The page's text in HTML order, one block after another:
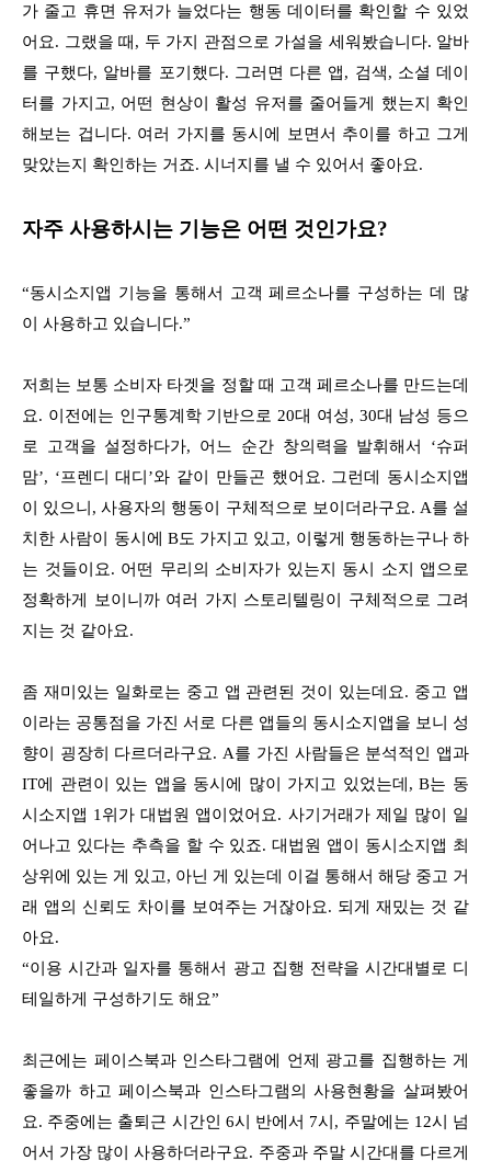
가 줄고 휴면 유저가 늘었다는 행동 데이터를 확인할 수 있었
어요. 그랬을 때, 두 가지 관점으로 가설을 세워봤습니다. 알바
를 구했다, 알바를 포기했다. 그러면 다른 앱, 검색, 소셜 데이
터를 가지고, 어떤 현상이 활성 유저를 줄어들게 했는지 확인
해보는 겁니다. 여러 가지를 동시에 보면서 추이를 하고 그게
맞았는지 확인하는 거죠. 시너지를 낼 수 있어서 좋아요.
자주 사용하시는 기능은 어떤 것인가요?
“동시소지앱 기능을 통해서 고객 페르소나를 구성하는 데 많
이 사용하고 있습니다.”
저희는 보통 소비자 타겟을 정할 때 고객 페르소나를 만드는데
요. 이전에는 인구통계학 기반으로 20대 여성, 30대 남성 등으
로 고객을 설정하다가, 어느 순간 창의력을 발휘해서 ‘슈퍼
맘’, ‘프렌디 대디’와 같이 만들곤 했어요. 그런데 동시소지앱
이 있으니, 사용자의 행동이 구체적으로 보이더라구요. A를 설
치한 사람이 동시에 B도 가지고 있고, 이렇게 행동하는구나 하
는 것들이요. 어떤 무리의 소비자가 있는지 동시 소지 앱으로
정확하게 보이니까 여러 가지 스토리텔링이 구체적으로 그려
지는 것 같아요.
좀 재미있는 일화로는 중고 앱 관련된 것이 있는데요. 중고 앱
이라는 공통점을 가진 서로 다른 앱들의 동시소지앱을 보니 성
향이 굉장히 다르더라구요. A를 가진 사람들은 분석적인 앱과
IT에 관련이 있는 앱을 동시에 많이 가지고 있었는데, B는 동
시소지앱 1위가 대법원 앱이었어요. 사기거래가 제일 많이 일
어나고 있다는 추측을 할 수 있죠. 대법원 앱이 동시소지앱 최
상위에 있는 게 있고, 아닌 게 있는데 이걸 통해서 해당 중고 거
래 앱의 신뢰도 차이를 보여주는 거잖아요. 되게 재밌는 것 같
아요.
“이용 시간과 일자를 통해서 광고 집행 전략을 시간대별로 디
테일하게 구성하기도 해요”
최근에는 페이스북과 인스타그램에 언제 광고를 집행하는 게
좋을까 하고 페이스북과 인스타그램의 사용현황을 살펴봤어
요. 주중에는 출퇴근 시간인 6시 반에서 7시, 주말에는 12시 넘
어서 가장 많이 사용하더라구요. 주중과 주말 시간대를 다르게